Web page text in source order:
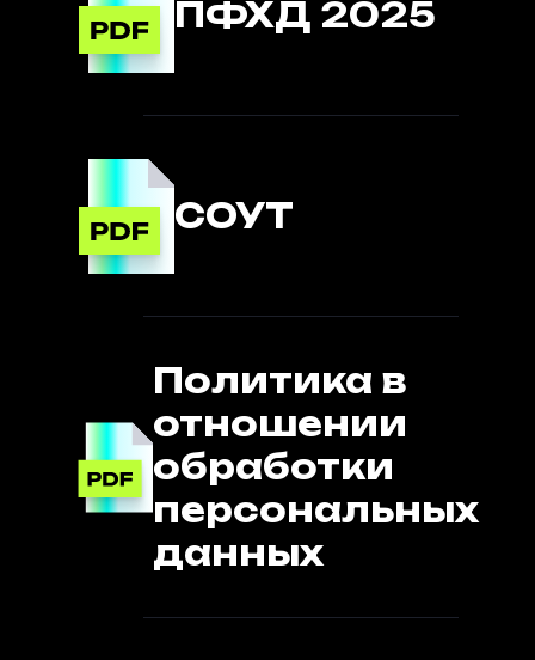
ПФХД 2025
СОУТ
Политика в
отношении
обработки
персональных
данных